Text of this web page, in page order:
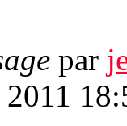
par